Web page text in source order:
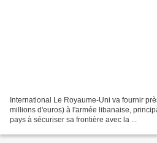
International Le Royaume-Uni va fournir
millions d'euros) à l'armée libanaise,
pays à sécuriser sa frontière avec la ...